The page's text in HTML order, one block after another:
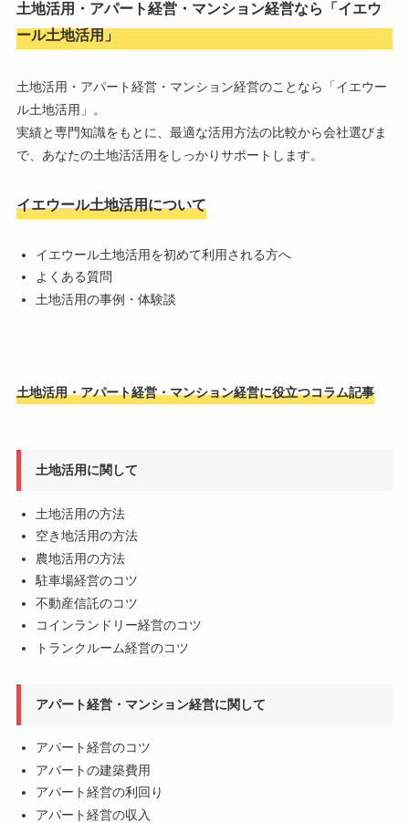
土地活用・アパート経営・マンション経営なら「 イエウ
ール土地活用 」
土地活用・アパート経営・マンション経営のことなら「 イエウー
ル土地活用 」。
実績と専門知識をもとに、最適な活用方法の比較から会社選びま
で、あなたの土地活活用をしっかりサポートします。
イエウール土地活用について
イエウール土地活用を初めて利用される方へ
よくある質問
土地活用の事例・体験談
土地活用・アパート経営・マンション経営に役立つコラム記事
土地活用に関して
土地活用の方法
空き地活用の方法
農地活用の方法
駐車場経営のコツ
不動産信託のコツ
コインランドリー経営のコツ
トランクルーム経営のコツ
アパート経営・マンション経営に関して
アパート経営のコツ
アパートの建築費用
アパート経営の利回り
アパート経営の収入